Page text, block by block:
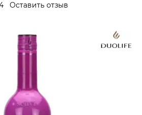
Оставить отзыв